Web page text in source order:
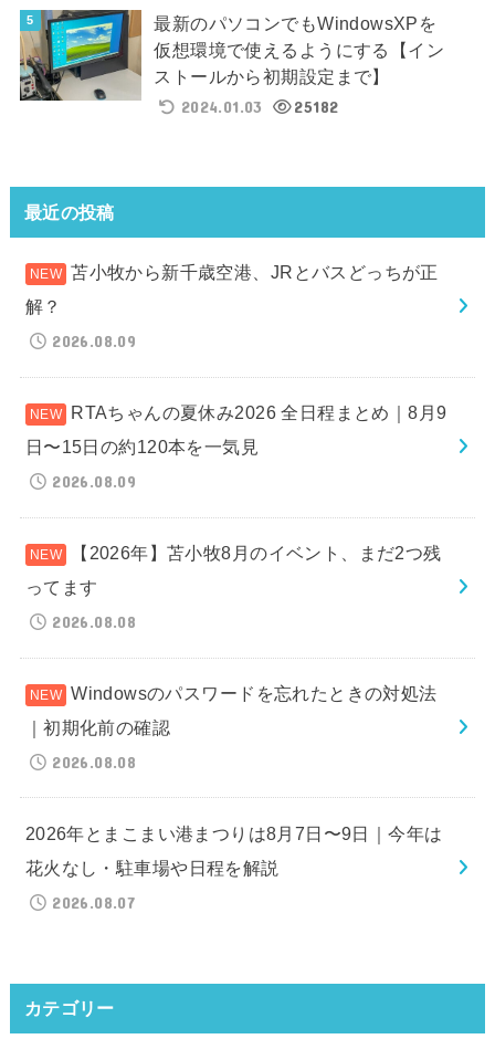
最新のパソコンでもWindowsXPを
仮想環境で使えるようにする【イン
ストールから初期設定まで】
2024.01.03
25182
最近の投稿
苫小牧から新千歳空港、JRとバスどっちが正
解？
2026.08.09
RTAちゃんの夏休み2026 全日程まとめ｜8月9
日〜15日の約120本を一気見
2026.08.09
【2026年】苫小牧8月のイベント、まだ2つ残
ってます
2026.08.08
Windowsのパスワードを忘れたときの対処法
｜初期化前の確認
2026.08.08
2026年とまこまい港まつりは8月7日〜9日｜今年は
花火なし・駐車場や日程を解説
2026.08.07
カテゴリー